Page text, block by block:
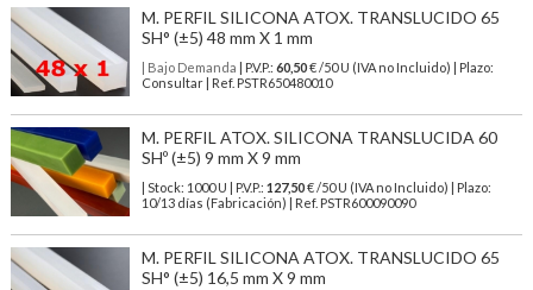
M. PERFIL SILICONA ATOX. TRANSLUCIDO 65
SH° (±5) 48 mm X 1 mm
| Bajo Demanda | P.V.P.: 60,50€ /50 U (IVA no Incluido) | Plazo:
Consultar | Ref. PSTR650480010
M. PERFIL ATOX. SILICONA TRANSLUCIDA 60
SHº (±5) 9 mm X 9 mm
| Stock: 1000 U | P.V.P.: 127,50€/50 U (IVA no Incluido)
| Plazo:
10/13 días (Fabricación) | Ref. PSTR600090090
M. PERFIL SILICONA ATOX. TRANSLUCIDO 65
SH° (±5) 16,5 mm X 9 mm